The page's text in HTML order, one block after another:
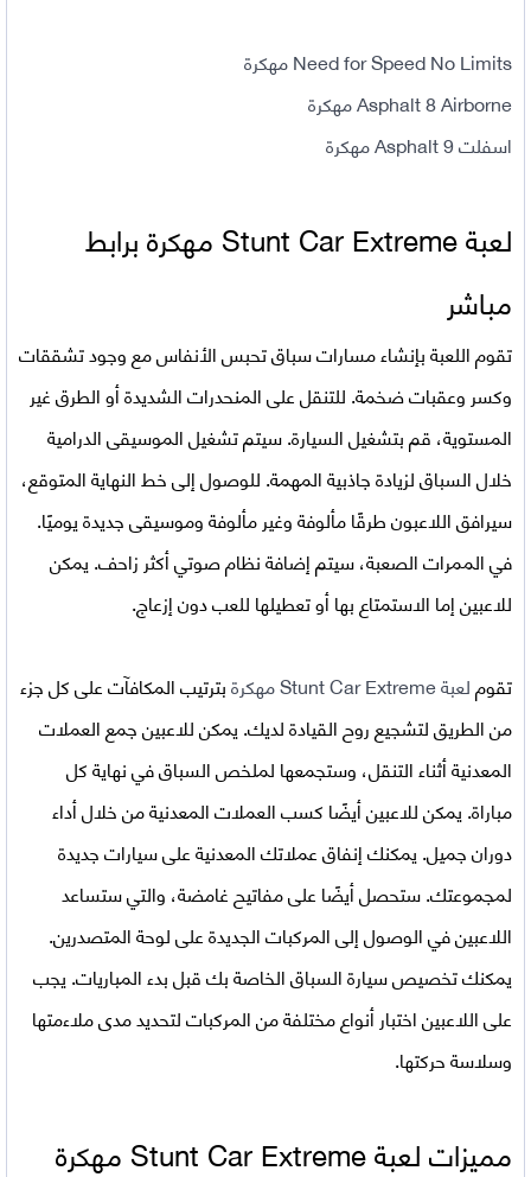
Need for Speed No Limits مهكرة
Asphalt 8 Airborne مهكرة
اسفلت Asphalt 9 مهكرة
لعبة Stunt Car Extreme مهكرة برابط
مباشر
تقوم اللعبة بإنشاء مسارات سباق تحبس الأنفاس مع وجود تشققات
وكسر وعقبات ضخمة. للتنقل على المنحدرات الشديدة أو الطرق غير
المستوية، قم بتشغيل السيارة. سيتم تشغيل الموسيقى الدرامية
خلال السباق لزيادة جاذبية المهمة. للوصول إلى خط النهاية المتوقع،
سيرافق اللاعبون طرقًا مألوفة وغير مألوفة وموسيقى جديدة يوميًا.
في الممرات الصعبة، سيتم إضافة نظام صوتي أكثر زاحف. يمكن
للاعبين إما الاستمتاع بها أو تعطيلها للعب دون إزعاج.
تقوملعبةStunt Car Extreme مهكرة
بترتيب المكافآت على كل جزء
من الطريق لتشجيع روح القيادة لديك. يمكن للاعبين جمع العملات
المعدنية أثناء التنقل، وستجمعها لملخص السباق في نهاية كل
مباراة. يمكن للاعبين أيضًا كسب العملات المعدنية من خلال أداء
دوران جميل. يمكنك إنفاق عملاتك المعدنية على سيارات جديدة
لمجموعتك. ستحصل أيضًا على مفاتيح غامضة، والتي ستساعد
اللاعبين في الوصول إلى المركبات الجديدة على لوحة المتصدرين.
يمكنك تخصيص سيارة السباق الخاصة بك قبل بدء المباريات. يجب
على اللاعبين اختبار أنواع مختلفة من المركبات لتحديد مدى ملاءمتها
وسلاسة حركتها.
مميزات لعبة Stunt Car Extreme مهكرة